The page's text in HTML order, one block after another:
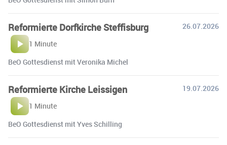
Reformierte Dorfkirche Steffisburg
26.07.2026
1 Minute
BeO Gottesdienst mit Veronika Michel
Reformierte Kirche Leissigen
19.07.2026
1 Minute
BeO Gottesdienst mit Yves Schilling